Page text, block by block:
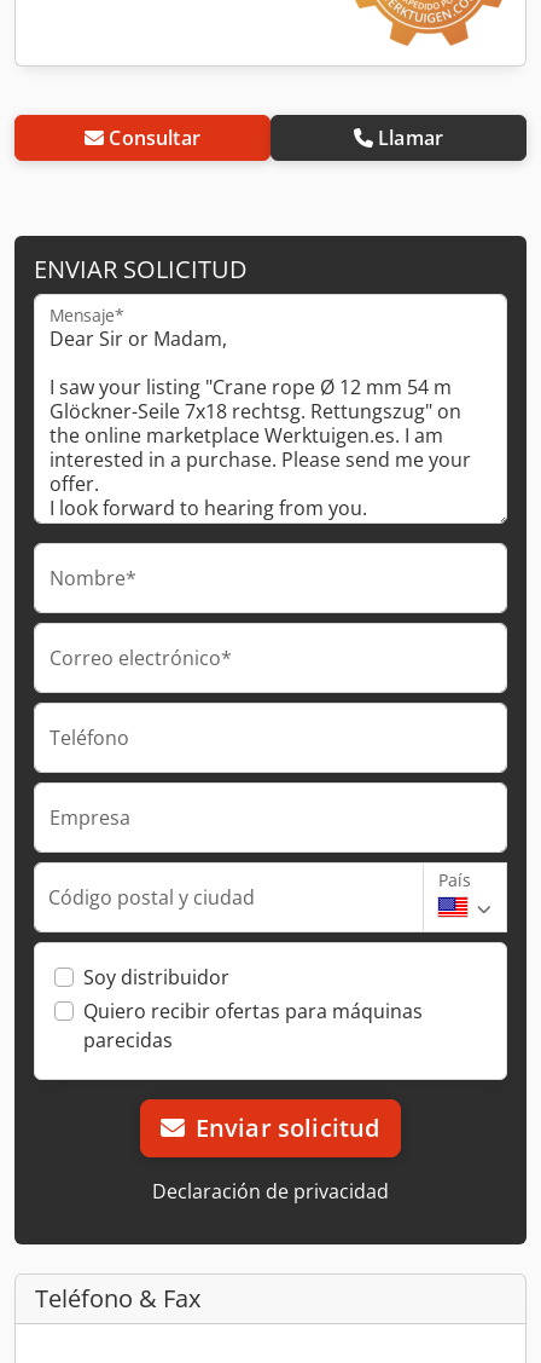
Consultar Llamar
ENVIAR SOLICITUD
Mensaje*
Nombre*
Correo electrónico*
Teléfono
Empresa
Código postal y ciudad
País
Soy distribuidor
Quiero recibir ofertas para máquinas
parecidas
Enviar solicitud
Declaración de privacidad
Teléfono & Fax